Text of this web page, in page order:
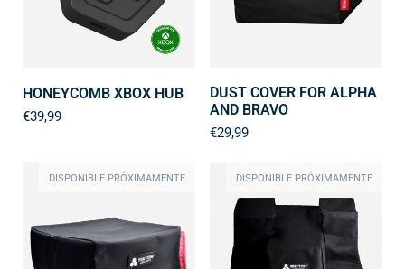
HONEYCOMB XBOX HUB
€39,99
DUST COVER FOR ALPHA
AND BRAVO
€29,99
DISPONIBLE PRÓXIMAMENTE DISPONIBLE PRÓXIMAMENTE